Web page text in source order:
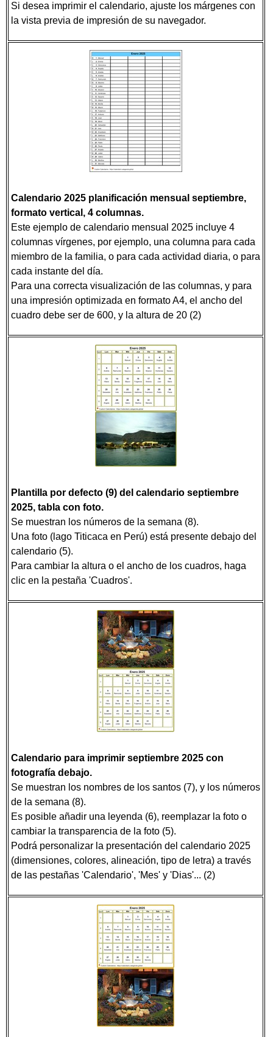
Si desea imprimir el calendario, ajuste los márgenes con
la vista previa de impresión de su navegador.
Calendario 2025 planificación mensual septiembre,
formato vertical, 4 columnas.
Este ejemplo de calendario mensual 2025 incluye 4
columnas vírgenes, por ejemplo, una columna para cada
miembro de la familia, o para cada actividad diaria, o para
cada instante del día.
Para una correcta visualización de las columnas, y para
una impresión optimizada en formato A4, el ancho del
cuadro debe ser de 600, y la altura de 20 (2)
Plantilla por defecto (9) del calendario septiembre
2025, tabla con foto.
Se muestran los números de la semana (8).
Una foto (lago Titicaca en Perú) está presente debajo del
calendario (5).
Para cambiar la altura o el ancho de los cuadros, haga
clic en la pestaña 'Cuadros'.
Calendario para imprimir septiembre 2025 con
fotografía debajo.
Se muestran los nombres de los santos (7), y los números
de la semana (8).
Es posible añadir una leyenda (6), reemplazar la foto o
cambiar la transparencia de la foto (5).
Podrá personalizar la presentación del calendario 2025
(dimensiones, colores, alineación, tipo de letra) a través
de las pestañas 'Calendario', 'Mes' y 'Dias'... (2)